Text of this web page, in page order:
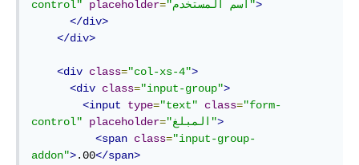
control"
placeholder= "اسم المستخدم">
</div>
</div>
<div class="col-xs-4">
<div class="input-group">
<input
type="text" class="form-
control"
placeholder= "المبلغ">
<span class="input-group-
addon">.00</span>